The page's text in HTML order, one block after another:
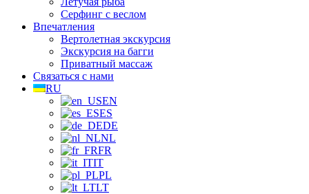
Серфинг с веслом
Впечатления
Вертолетная экскурсия
Экскурсия на багги
Приватный массаж
Связаться с нами
RU
EN
ES
DE
NL
FR
IT
PL
LT